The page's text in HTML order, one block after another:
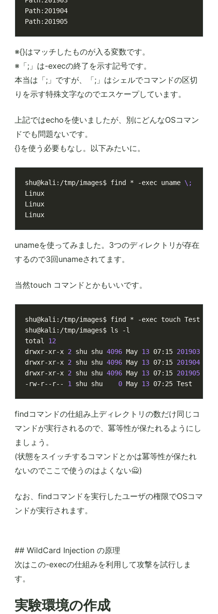
※{}はマッチしたものが入る変数です。
※「;」は-execの終了を示す記号です。
本当は「;」ですが、「;」はシェルでコマンドの区切
りを示す特殊文字なのでエスケープしています。
上記ではechoを使いましたが、別にどんなOSコマン
ドでも問題ないです。
{}を使う必要もなし。以下みたいに。
shu@kali:/tmp/images$ find * -exec uname \;
unameを使ってみました。3つのディレクトリが存在
するので3回unameされてます。
当然touch コマンドとかもいいです。
shu@kali:/tmp/images$ find * -exec touch Test
total 12
drwxr-xr-x 2 shu shu 4096 May 13 07:15 201903
drwxr-xr-x 2 shu shu 4096 May 13 07:15 201904
drwxr-xr-x 2 shu shu 4096 May 13 07:15 201905
-rw-r--r-- 1 shu shu 0 May 13
findコマンドの仕組み上ディレクトリの数だけ同じコ
マンドが実行されるので、冪等性が保たれるようにし
ましょう。
(状態をスイッチするコマンドとかは冪等性が保たれ
ないのでここで使うのはよくない🙅)
なお、findコマンドを実行したユーザの権限でOSコマ
ンドが実行されます。
## WildCard Injection の原理
次はこの-execの仕組みを利用して攻撃を試行しま
す。
実験環境の作成